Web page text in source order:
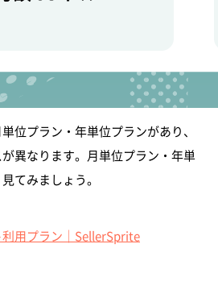
位プラン・年単位プランがあり、
異なります。月単位プラン・年単
てみましょう。
利用プラン｜SellerSprite